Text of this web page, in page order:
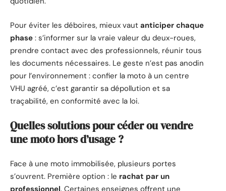
Pour éviter les déboires, mieux vaut anticiper chaque
phase : s’informer sur la vraie valeur du deux-roues,
prendre contact avec des professionnels, réunir tous
les documents nécessaires. Le geste n’est pas anodin
pour l’environnement : confier la moto à un centre
VHU agréé, c’est garantir sa dépollution et sa
traçabilité, en conformité avec la loi.
Quelles solutions pour céder ou vendre
une moto hors d’usage ?
Face à une moto immobilisée, plusieurs portes
s’ouvrent. Première option : le rachat par un
professionnel. Certaines enseignes offrent une